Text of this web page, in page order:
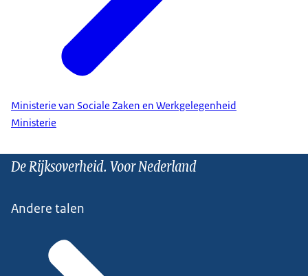
Ministerie van Sociale Zaken en Werkgelegenheid
Ministerie
De Rijksoverheid. Voor Nederland
Andere talen